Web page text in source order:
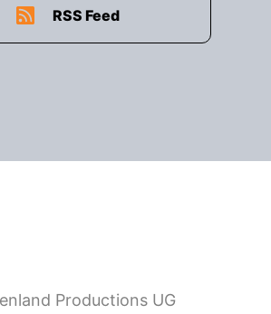
RSS Feed
Productions UG